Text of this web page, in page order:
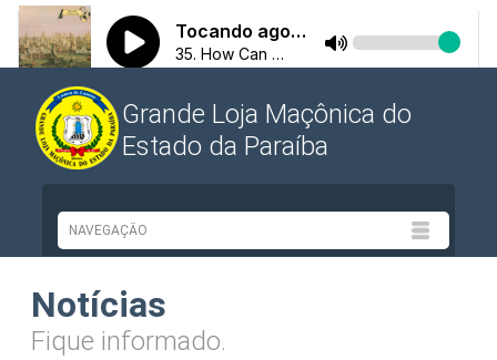
Grande Loja Maçônica do
Estado da Paraíba
Notícias
Fique informado.